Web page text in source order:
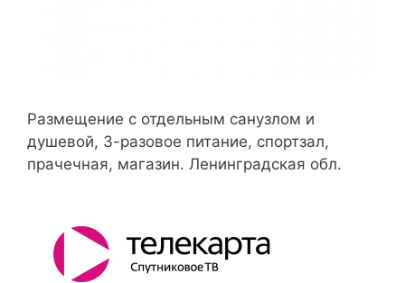
Размещение с отдельным санузлом и
душевой, 3-разовое питание, спортзал,
прачечная, магазин. Ленинградская обл.